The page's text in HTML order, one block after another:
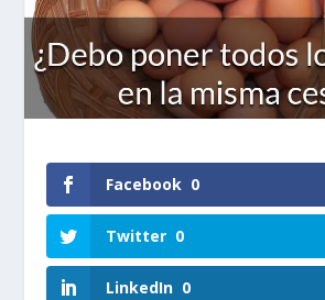
Facebook 0
Twitter 0
LinkedIn 0